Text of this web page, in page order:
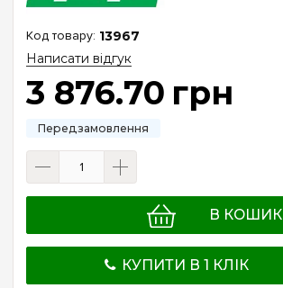
13967
Написати відгук
3 876.70 грн
В КОШИК
КУПИТИ В 1 КЛІК